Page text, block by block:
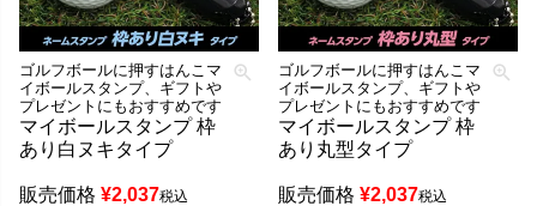
ゴルフボールに押すはんこマ
イボールスタンプ、ギフトや
プレゼントにもおすすめです
マイボールスタンプ 枠
あり白ヌキタイプ
販売価格 ¥2,037税込
ゴルフボールに押すはんこマ
イボールスタンプ、ギフトや
プレゼントにもおすすめです
マイボールスタンプ 枠
あり丸型タイプ
販売価格 ¥2,037税込